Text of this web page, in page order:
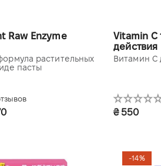
Raw Enzyme
растительных
пасты
Vitamin C
действия
Витамин С
₴ 550
-14%